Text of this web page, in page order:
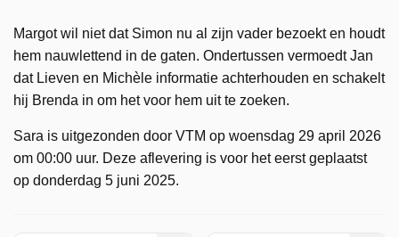
Margot wil niet dat Simon nu al zijn vader bezoekt en houdt
hem nauwlettend in de gaten. Ondertussen vermoedt Jan
dat Lieven en Michèle informatie achterhouden en schakelt
hij Brenda in om het voor hem uit te zoeken.
Sara is uitgezonden door VTM op woensdag 29 april 2026
om 00:00 uur. Deze aflevering is voor het eerst geplaatst
op donderdag 5 juni 2025.